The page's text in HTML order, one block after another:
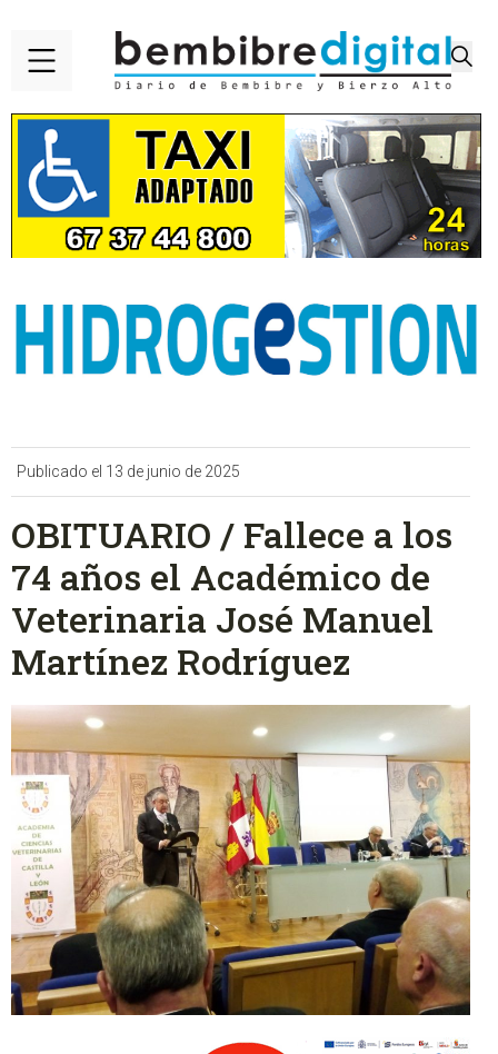
Publicado el 13 de junio de 2025
OBITUARIO / Fallece a los
74 años el Académico de
Veterinaria José Manuel
Martínez Rodríguez